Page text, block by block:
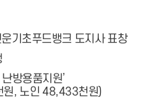
기초푸드뱅크 도지사 표창
방용품지원’
, 노인 48,433천원)